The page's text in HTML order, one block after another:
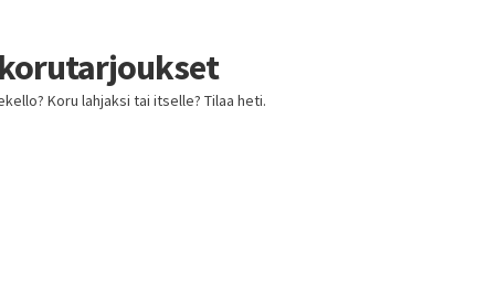
Koru lahjaksi tai itselle? Tilaa heti.